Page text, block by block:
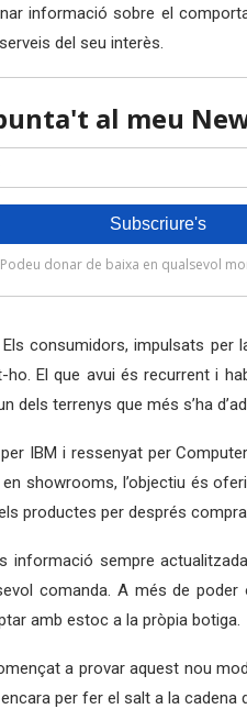
informació sobre el
del seu interès.
consumidors, impulsats
El que avui és recurrent i
dels terrenys que més s’ha
IBM i ressenyat per
showrooms, l’objectiu és
productes per després
informació sempre
comanda. A més de
amb estoc a la pròpia botiga.
a provar aquest nou
per fer el salt a la cadena